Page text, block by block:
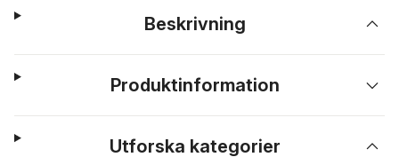
Beskrivning
Produktinformation
Utforska kategorier